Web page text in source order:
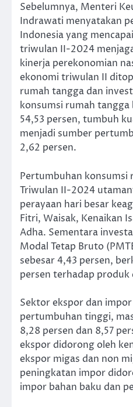
Sebelumnya, Menteri
Indrawati menyatakan
Indonesia yang
triwulan II-2024
kinerja perekonomian
ekonomi triwulan II
rumah tangga dan
konsumsi rumah
54,53 persen, tumbuh
menjadi sumber
2,62 persen.
Pertumbuhan konsumsi
Triwulan II-2024
perayaan hari besar
Fitri, Waisak, Kenaikan
Adha. Sementara
Modal Tetap Bruto
sebesar 4,43 persen,
persen terhadap
Sektor ekspor dan
pertumbuhan tinggi,
8,28 persen dan 8,57
ekspor didorong oleh
ekspor migas dan non
peningkatan impor
impor bahan baku dan